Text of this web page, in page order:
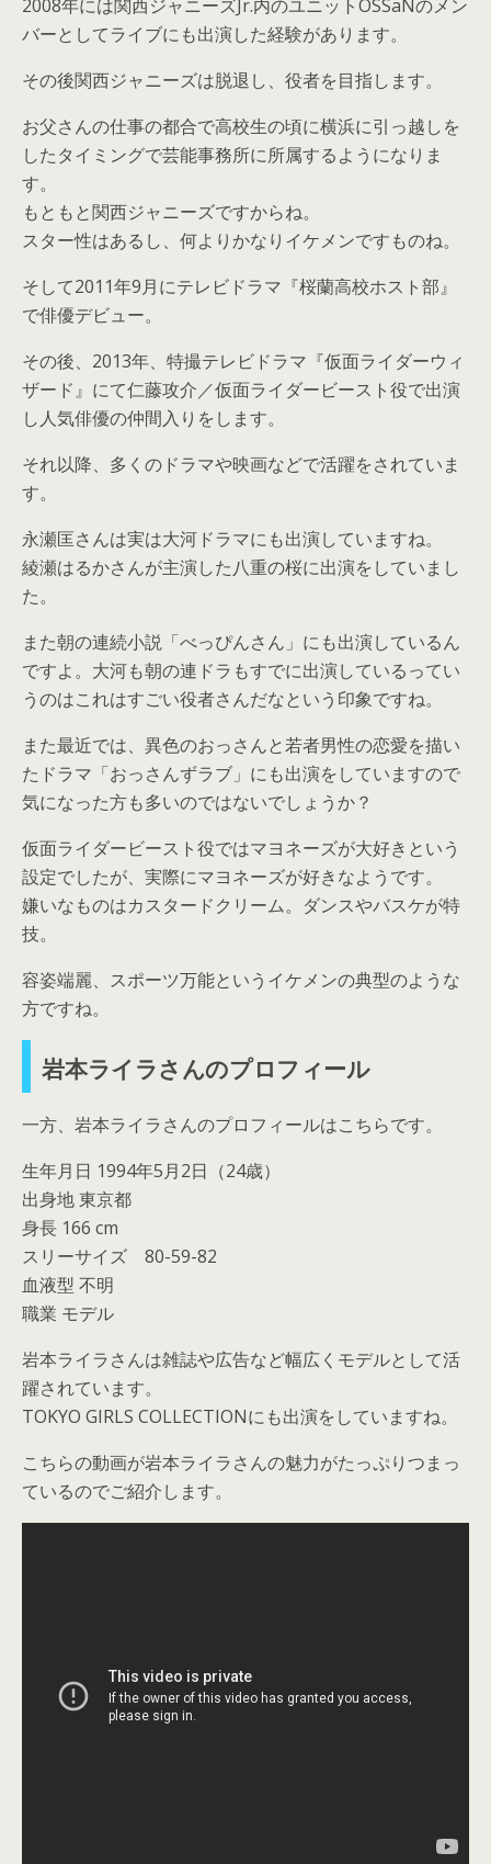
2008年には関西ジャニーズJr.内のユニットOSSaNのメン
バーとしてライブにも出演した経験があります。
その後関西ジャニーズは脱退し、役者を目指します。
お父さんの仕事の都合で高校生の頃に横浜に引っ越しを
したタイミングで芸能事務所に所属するようになりま
す。
もともと関西ジャニーズですからね。
スター性はあるし、何よりかなりイケメンですものね。
そして2011年9月にテレビドラマ『桜蘭高校ホスト部』
で俳優デビュー。
その後、2013年、特撮テレビドラマ『仮面ライダーウィ
ザード』にて仁藤攻介／仮面ライダービースト役で出演
し人気俳優の仲間入りをします。
それ以降、多くのドラマや映画などで活躍をされていま
す。
永瀬匡さんは実は大河ドラマにも出演していますね。
綾瀬はるかさんが主演した八重の桜に出演をしていまし
た。
また朝の連続小説「べっぴんさん」にも出演しているん
ですよ。大河も朝の連ドラもすでに出演しているってい
うのはこれはすごい役者さんだなという印象ですね。
また最近では、異色のおっさんと若者男性の恋愛を描い
たドラマ「おっさんずラブ」にも出演をしていますので
気になった方も多いのではないでしょうか？
仮面ライダービースト役ではマヨネーズが大好きという
設定でしたが、実際にマヨネーズが好きなようです。
嫌いなものはカスタードクリーム。ダンスやバスケが特
技。
容姿端麗、スポーツ万能というイケメンの典型のような
方ですね。
岩本ライラさんのプロフィール
一方、岩本ライラさんのプロフィールはこちらです。
生年月日 1994年5月2日（24歳）
出身地 東京都
身長 166 cm
スリーサイズ 80-59-82
血液型 不明
職業 モデル
岩本ライラさんは雑誌や広告など幅広くモデルとして活
躍されています。
TOKYO GIRLS COLLECTIONにも出演をしていますね。
こちらの動画が岩本ライラさんの魅力がたっぷりつまっ
ているのでご紹介します。